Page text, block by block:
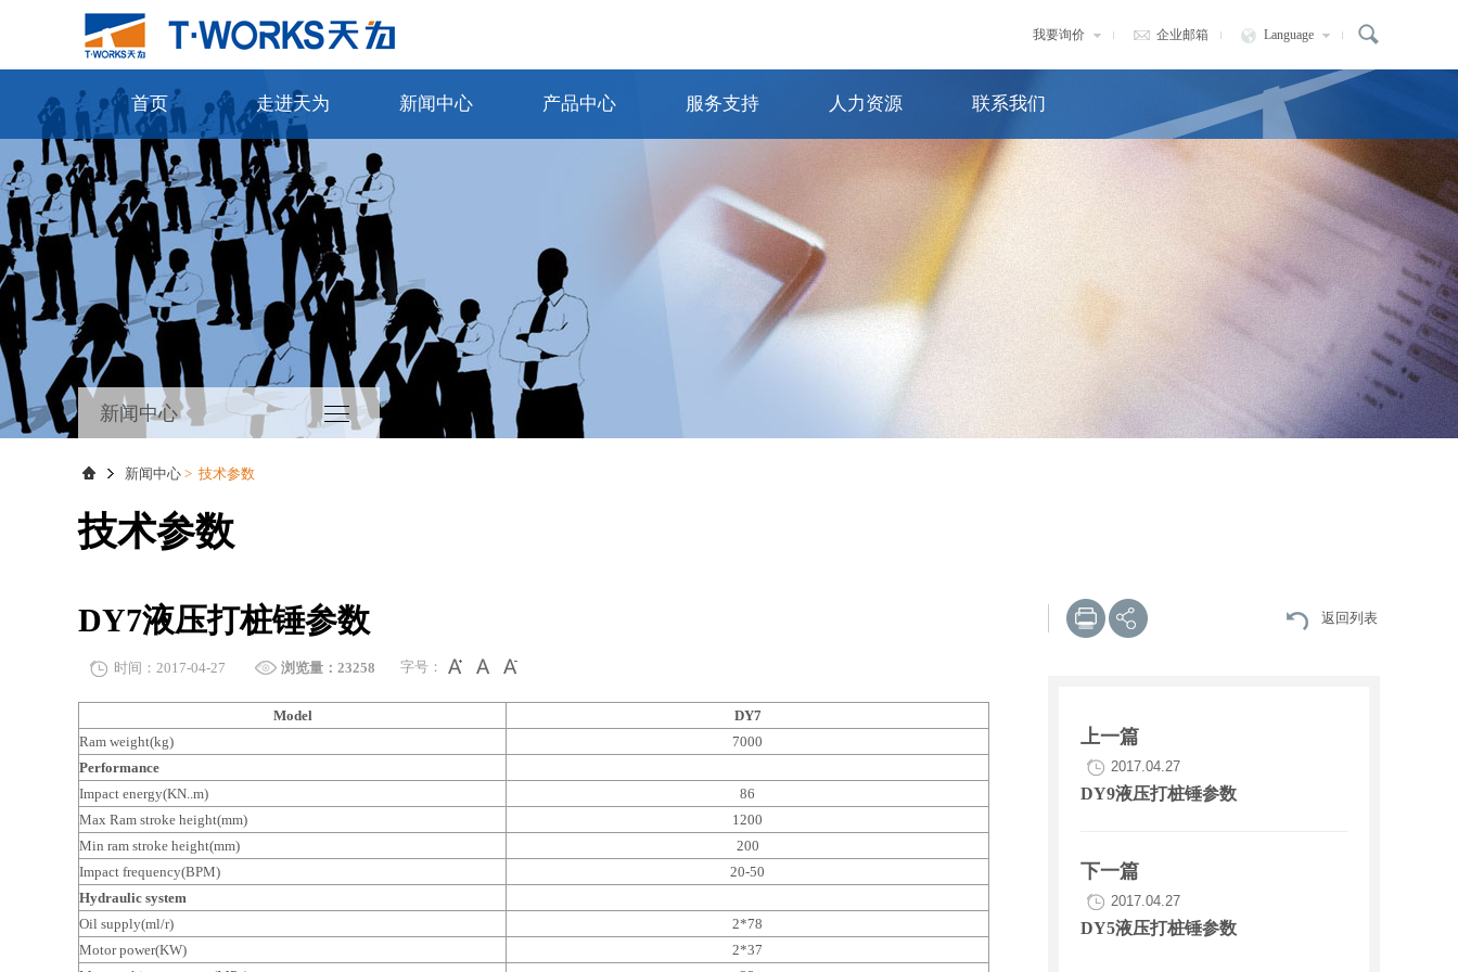
Language
企业邮箱
我要询价
首页 走进天为 新闻中心 产品中心 服务支持 人力资源 联系我们
新闻中心
新闻中心 > 技术参数
技术参数
DY7液压打桩锤参数
时间：2017-04-27 浏览量：23258 字号：
Model
DY7
Ram weight(kg)
7000
Performance
Impact energy(KN..m)
86
Max Ram stroke height(mm)
1200
Min ram stroke height(mm)
200
Impact frequency(BPM)
20-50
Hydraulic system
Oil supply(ml/r)
2*78
Motor power(KW)
2*37
返回列表
上一篇
2017.04.27
DY9液压打桩锤参数
下一篇
2017.04.27
DY5液压打桩锤参数